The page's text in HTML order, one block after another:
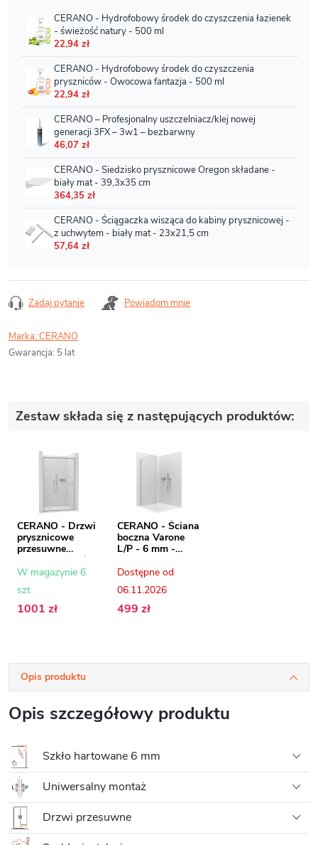
Zadaj pytanie Powiadom mnie
Marka:CERANO
Gwarancja: 5 lat
Zestaw składa się z następujących produktów:
CERANO - Drzwi
prysznicowe
przesuwne
Varone LINE L/R -
6 mm - chrom,
transparentne -
120x195 cm
W magazynie 6
szt
1001 zł
CERANO - Ściana
boczna Varone
L/P - 6 mm -
transparentne -
Dostępne od
06.11.2026
499 zł
Opis produktu
Opis szczegółowy produktu
Szkło hartowane 6 mm
Uniwersalny montaż
Drzwi przesuwne